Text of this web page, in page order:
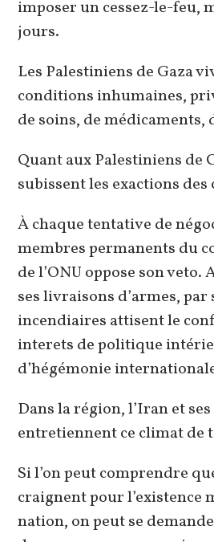
imposer un cessez-le-feu,
jours.
Les Palestiniens de Gaza
conditions inhumaines,
de soins, de médicaments,
Quant aux Palestiniens de
subissent les exactions
À chaque tentative de
membres permanents du
de l’ONU oppose son veto.
ses livraisons d’armes,
incendiaires attisent le
interets de politique
d’hégémonie
Dans la région, l’Iran et
entretiennent ce climat de
Si l’on peut comprendre
craignent pour l’existence
nation, on peut se